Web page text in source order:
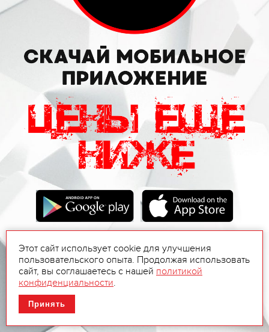
Этот сайт использует cookie для улучшения
пользовательского опыта. Продолжая использовать
сайт, вы соглашаетесь с нашей политикой
конфиденциальности.
Принять